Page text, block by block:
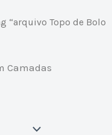
“arquivo Topo de Bolo
Camadas